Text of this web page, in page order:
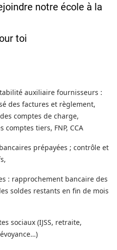
notre école à la
toi
auxiliaire fournisseurs :
des factures et règlement,
comptes de charge,
tiers, FNP, CCA
prépayées ; contrôle et
: rapprochement bancaire des
soldes restants en fin de mois
sociaux (IJSS, retraite,